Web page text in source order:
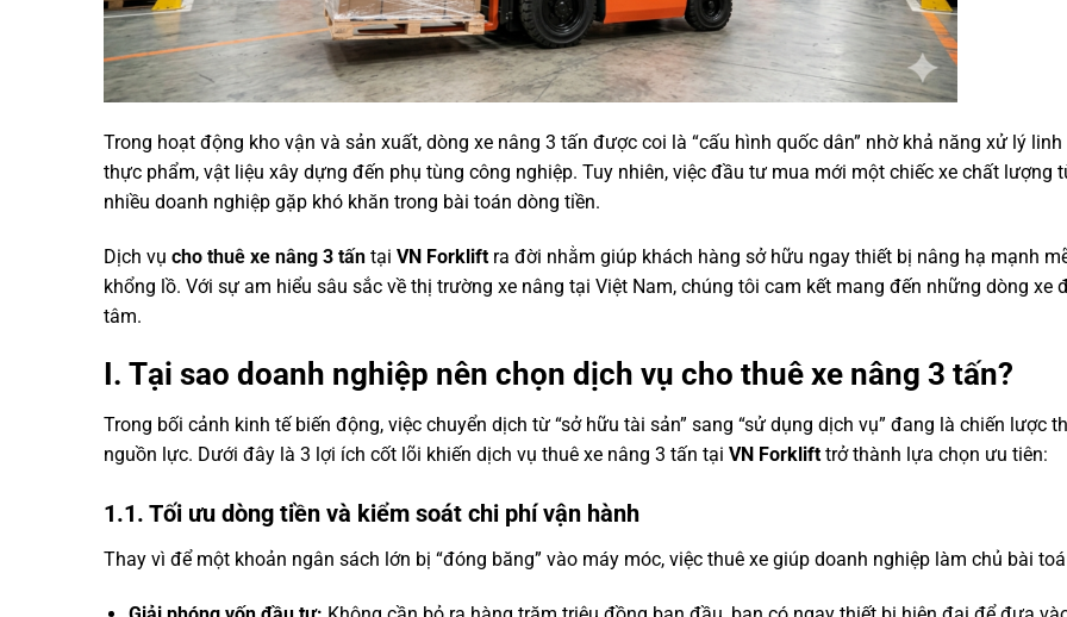
Trong hoạt động kho vận và sản xuất, dòng xe nâng 3 tấn được coi là “cấu hình quốc dân” nhờ khả năng xử lý
thực phẩm, vật liệu xây dựng đến phụ tùng công nghiệp. Tuy nhiên, việc đầu tư mua mới một chiếc xe chất
nhiều doanh nghiệp gặp khó khăn trong bài toán dòng tiền.
Dịch vụ cho thuê xe nâng 3 tấn tại VN Forklift ra đời nhằm giúp khách hàng sở hữu ngay thiết bị nâng hạ mạnh
khổng lồ. Với sự am hiểu sâu sắc về thị trường xe nâng tại Việt Nam, chúng tôi cam kết mang đến những dòng xe
tâm.
I. Tại sao doanh nghiệp nên chọn dịch vụ cho thuê xe nâng 3 tấn?
Trong bối cảnh kinh tế biến động, việc chuyển dịch từ “sở hữu tài sản” sang “sử dụng dịch vụ” đang là chiến lược
nguồn lực. Dưới đây là 3 lợi ích cốt lõi khiến dịch vụ thuê xe nâng 3 tấn tại VN Forklift trở thành lựa chọn ưu tiên:
1.1. Tối ưu dòng tiền và kiểm soát chi phí vận hành
Thay vì để một khoản ngân sách lớn bị “đóng băng” vào máy móc, việc thuê xe giúp doanh nghiệp làm chủ bài